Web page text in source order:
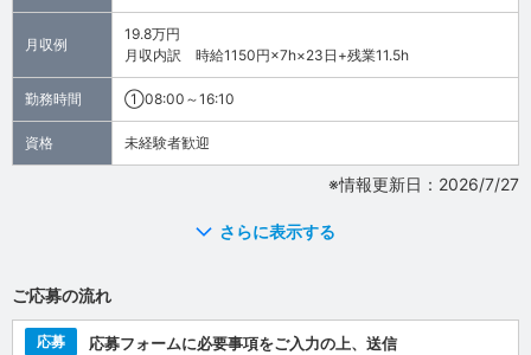
月収例
19.8万円
月収内訳 時給1150円×7h×23日+残業11.5h
勤務時間 ①08:00～16:10
資格 未経験者歓迎
※情報更新日：2026/7/27
さらに表示する
ご応募の流れ
応募 応募フォームに必要事項をご入力の上、送信